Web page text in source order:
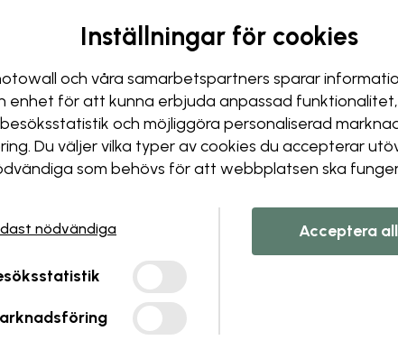
Inställningar för cookies
och våra samarbets­partners sparar
enhet för att kunna erbjuda anpassad
och möjliggöra personaliserad
Du väljer vilka typer av cookies du accepterar
som behövs för att webbplatsen ska
nödvändiga Acceptera